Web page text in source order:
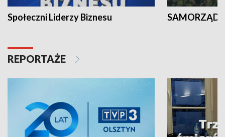
Społeczni Liderzy Biznesu SAMORZĄD
REPORTAŻE